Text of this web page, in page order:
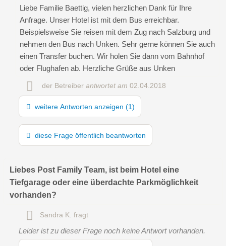
E-Mail-Adresse (wird nicht veröffentlicht)
DieDatenschutzerklärunghabe ich zur Kenntnis genommen.
öffentliche Frage stellen Abbrechen
Hinweis:Bitte beachten Sie, öffentliche Fragen sindfür alle
Besucher sichtbar
Klicken Sie hier um eine
Liebe Familie Baettig, vielen herzlichen Dank für Ihre
Anfrage. Unser Hotel ist mit dem Bus erreichbar.
Beispielsweise Sie reisen mit dem Zug nach Salzburg und
nehmen den Bus nach Unken. Sehr gerne können Sie auch
einen Transfer buchen. Wir holen Sie dann vom Bahnhof
oder Flughafen ab. Herzliche Grüße aus Unken
der Betreiber antwortet am 02.04.2018
weitere Antworten anzeigen (1)
diese Frage öffentlich beantworten
Liebes Post Family Team, ist beim Hotel eine
Tiefgarage oder eine überdachte Parkmöglichkeit
vorhanden?
Sandra K. fragt
Leider ist zu dieser Frage noch keine Antwort vorhanden.